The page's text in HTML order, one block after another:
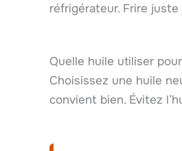
réfrigérateur. Frire
Quelle huile utiliser
Choisissez une huile
convient bien. Évitez